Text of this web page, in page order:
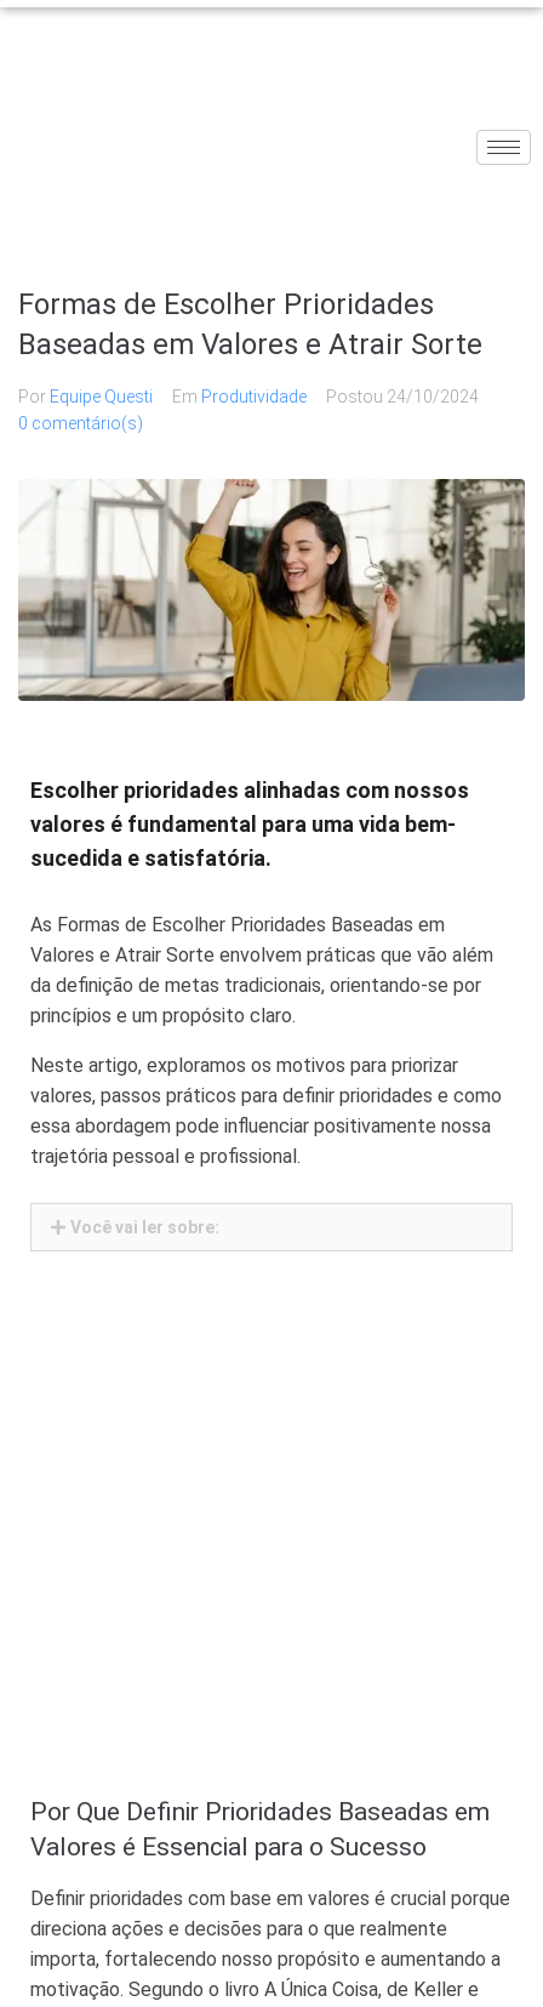
Formas de Escolher Prioridades
Baseadas em Valores e Atrair Sorte
Por Equipe Questi Em Produtividade Postou 24/10/2024
0 comentário(s)
Escolher prioridades alinhadas com nossos
valores é fundamental para uma vida bem-
sucedida e satisfatória.
As Formas de Escolher Prioridades Baseadas em
Valores e Atrair Sorte envolvem práticas que vão além
da definição de metas tradicionais, orientando-se por
princípios e um propósito claro.
Neste artigo, exploramos os motivos para priorizar
valores, passos práticos para definir prioridades e como
essa abordagem pode influenciar positivamente nossa
trajetória pessoal e profissional.
Você vai ler sobre:
Por Que Definir Prioridades Baseadas em
Valores é Essencial para o Sucesso
Definir prioridades com base em valores é crucial porque
direciona ações e decisões para o que realmente
importa, fortalecendo nosso propósito e aumentando a
motivação. Segundo o livro A Única Coisa, de Keller e